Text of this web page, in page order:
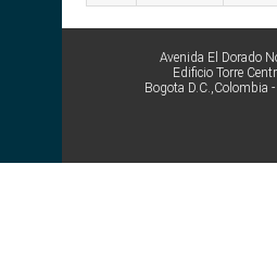
Avenida El Dorado
Edificio Torre
Bogota D.C.,Colombia